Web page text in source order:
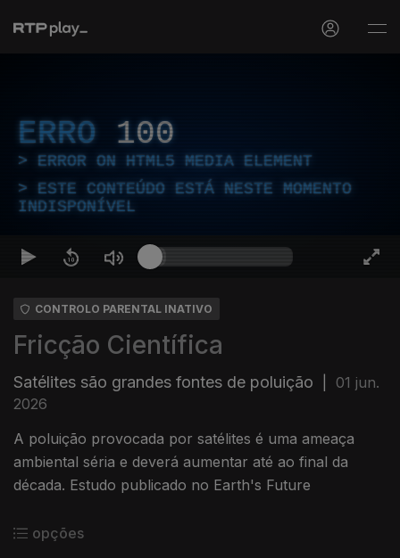
ERRO 100
ERROR ON HTML5 MEDIA ELEMENT
ESTE CONTEÚDO ESTÁ NESTE MOMENTO
INDISPONÍVEL
CONTROLO PARENTAL INATIVO
Fricção Científica
Satélites são grandes fontes de poluição
01 jun.
2026
A poluição provocada por satélites é uma ameaça
ambiental séria e deverá aumentar até ao final da
década. Estudo publicado no Earth's Future
opções